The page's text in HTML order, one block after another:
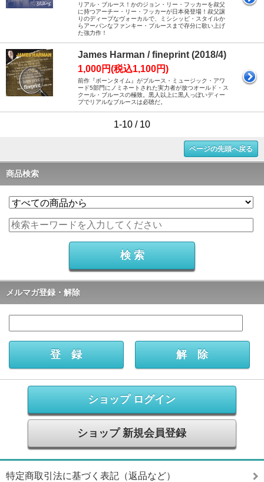
リアル・ブルース！かのジョン・リー・フッカーを叔父
に持つアーチー・リー・フッカーが日本発登場！叔父譲
りのディープなヴォーカルで、ミシシッピ・スタイルか
らアーバンなファンキー・ブルースまで存分に歌い上げ
た強力作！
James Harman / fineprint (2018/4)
1,000円(税込1,100円)
前作『ボーンタイム』がブルース・ミュージック・アワ
ード5部門にノミネートされた実力者が放つオールド・ス
クール・ブルースの極致。黒人以上に黒人っぽいディー
プでリアルなブルースは必聴だ。
1-10 / 10
ページの先頭へ戻る
商品検索
メルマガ登録・解除
ショップ ログイン
ショップ 新規会員登録
特定商取引法に基づく表記（返品など）